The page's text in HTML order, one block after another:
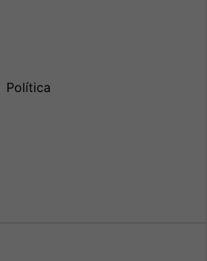
Política